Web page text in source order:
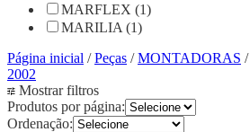
MARFLEX (1)
MARILIA (1)
Página inicial /Peças /MONTADORAS /
2002
Mostrar filtros
Produtos por página:
Ordenação: